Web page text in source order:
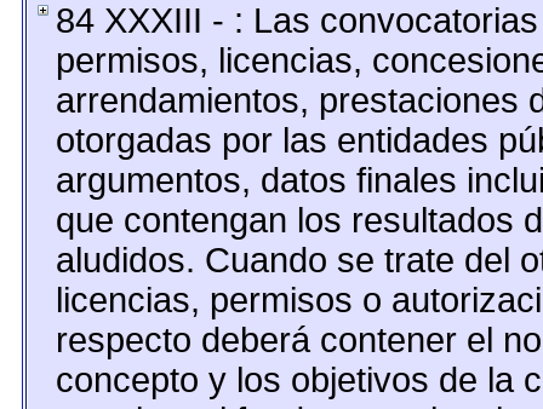
84 XXXIII - : Las
permisos, licencias,
arrendamientos, prestaciones
otorgadas por las entidades
argumentos, datos finales
que contengan los resultados
aludidos. Cuando se trate del
licencias, permisos o
respecto deberá contener el
concepto y los objetivos de la